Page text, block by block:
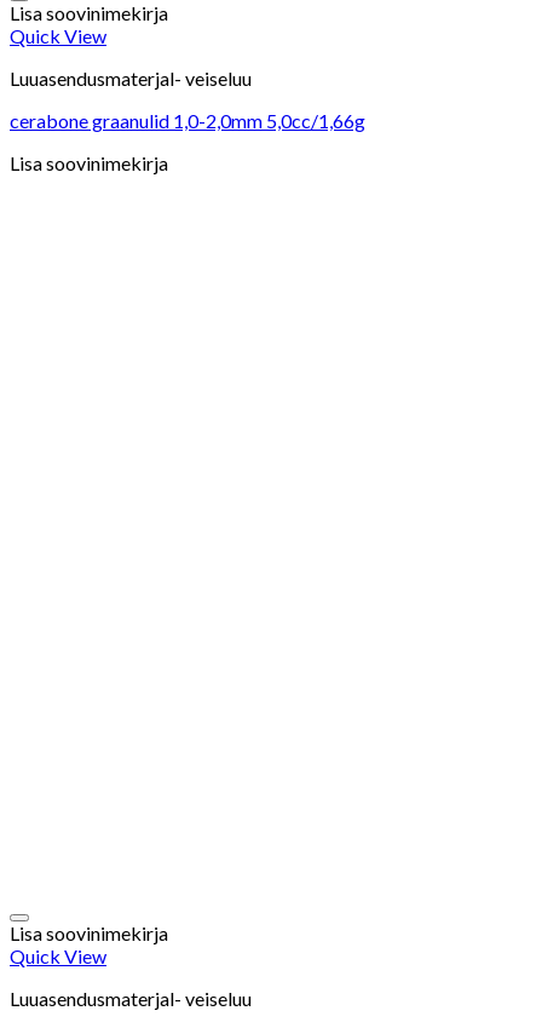
Lisa soovinimekirja
Quick View
Luuasendusmaterjal- veiseluu
cerabone graanulid 1,0-2,0mm 5,0cc/1,66g
Lisa soovinimekirja
Lisa soovinimekirja
Quick View
Luuasendusmaterjal- veiseluu